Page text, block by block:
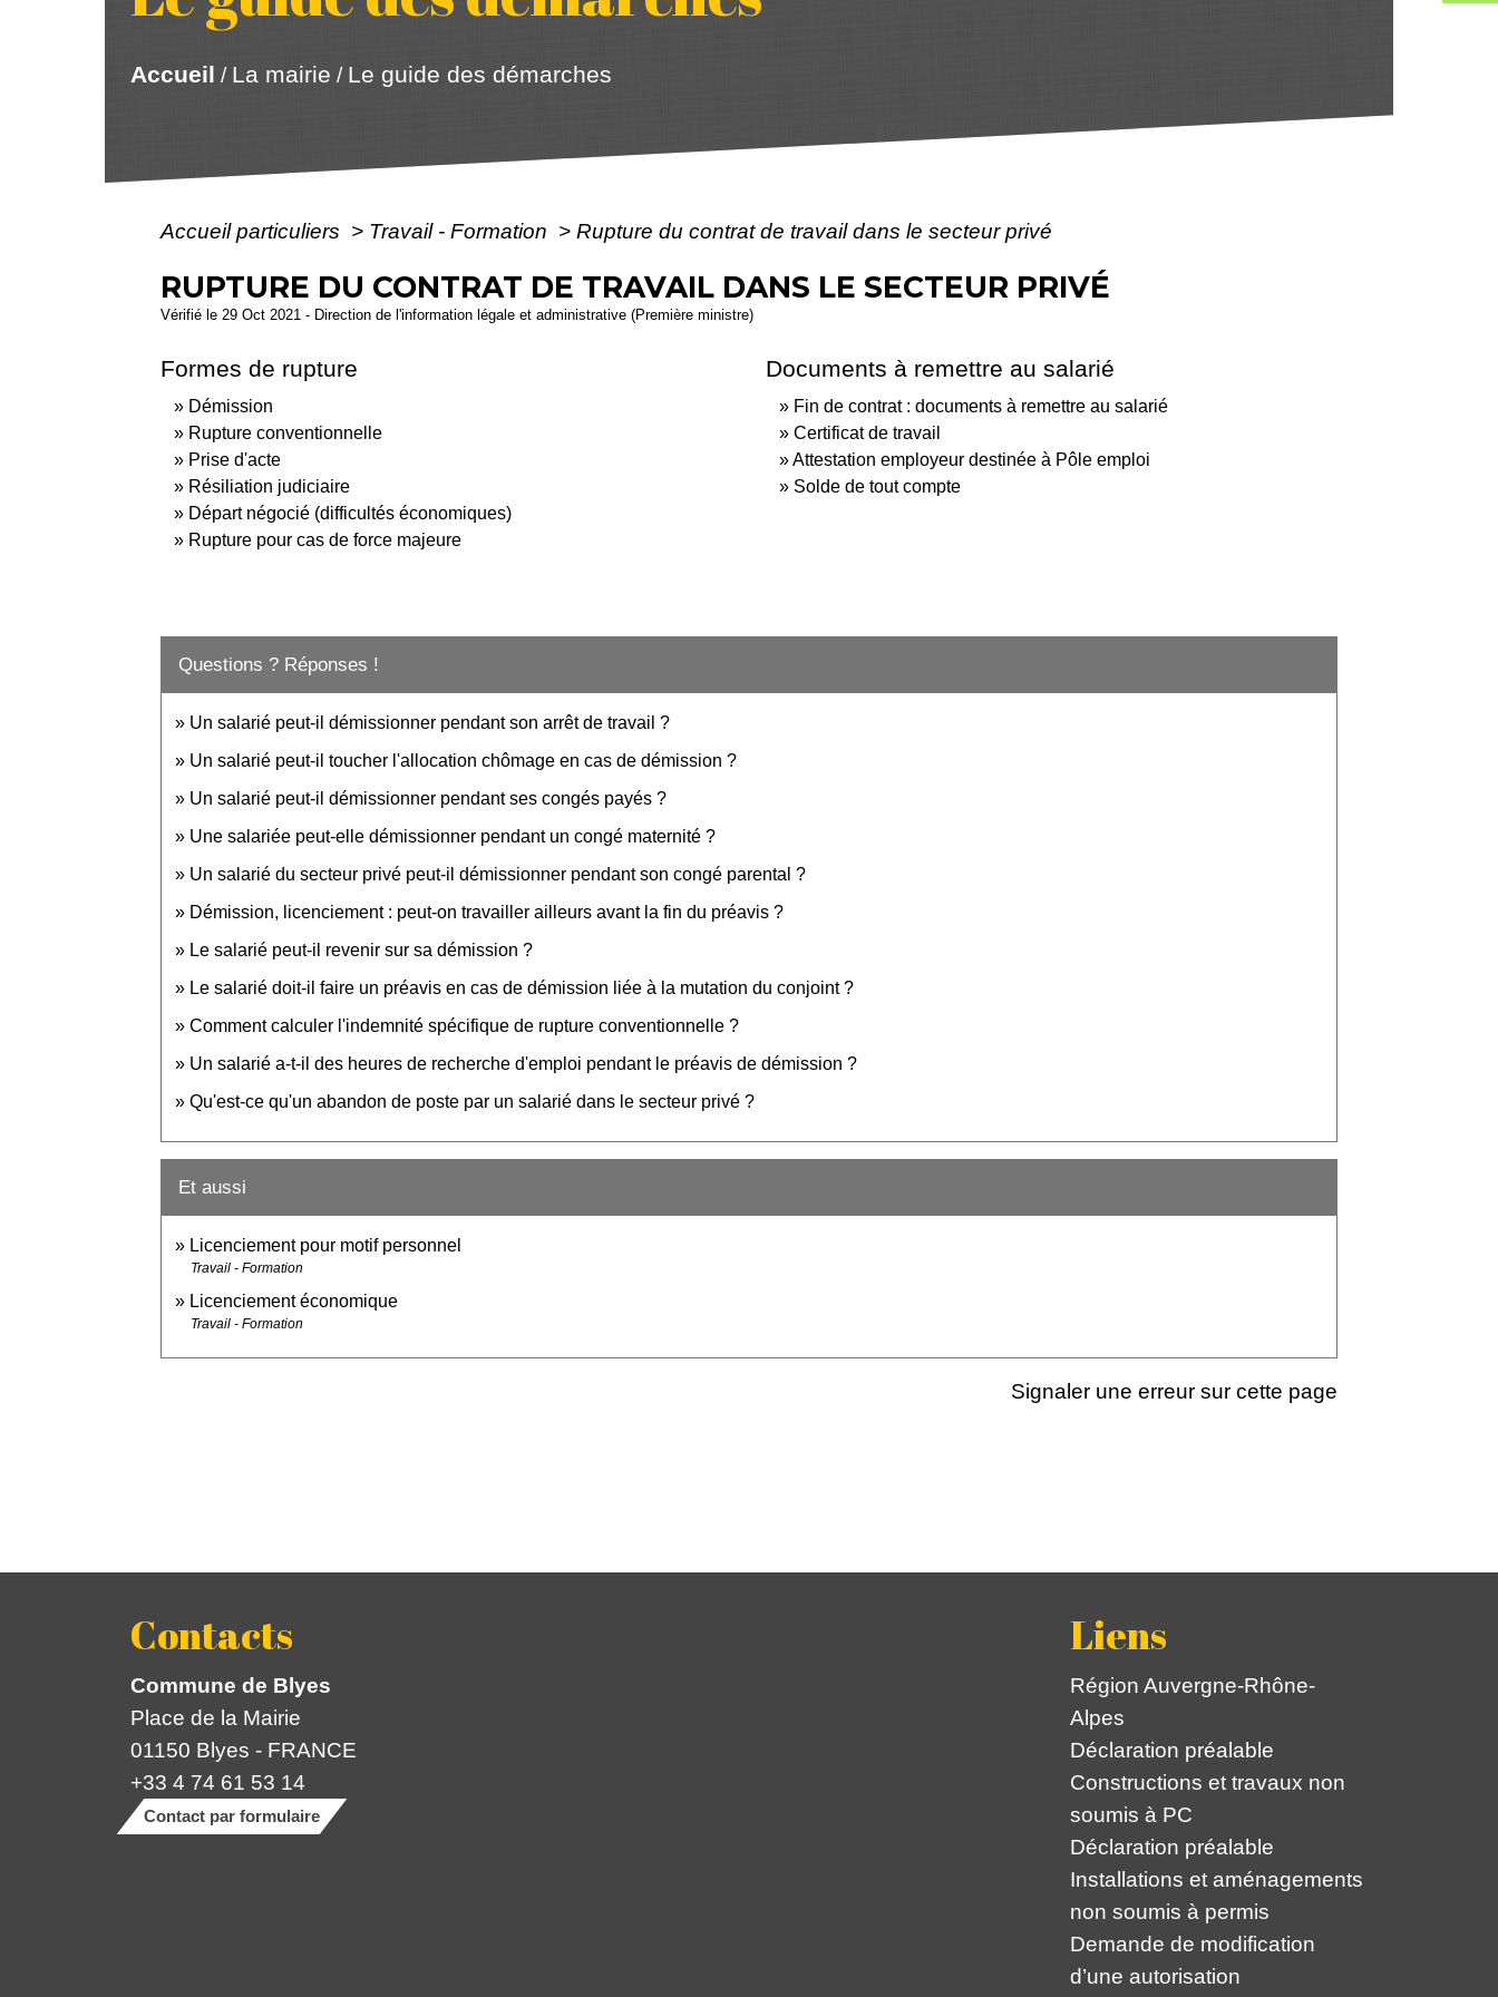
Accueil / La mairie / Le guide des démarches
Accueil particuliers > Travail - Formation > Rupture du contrat de travail dans le secteur privé
RUPTURE DU CONTRAT DE TRAVAIL DANS LE SECTEUR PRIVÉ
Vérifié le 29 Oct 2021 - Direction de l'information légale et administrative (Première ministre)
Formes de rupture
Démission
Rupture conventionnelle
Prise d'acte
Résiliation judiciaire
Départ négocié (difficultés économiques)
Rupture pour cas de force majeure
Documents à remettre au salarié
Fin de contrat : documents à remettre au salarié
Certificat de travail
Attestation employeur destinée à Pôle emploi
Solde de tout compte
Questions ? Réponses !
Un salarié peut-il démissionner pendant son arrêt de travail ?
Un salarié peut-il toucher l'allocation chômage en cas de démission ?
Un salarié peut-il démissionner pendant ses congés payés ?
Une salariée peut-elle démissionner pendant un congé maternité ?
Un salarié du secteur privé peut-il démissionner pendant son congé parental ?
Démission, licenciement : peut-on travailler ailleurs avant la fin du préavis ?
Le salarié peut-il revenir sur sa démission ?
Le salarié doit-il faire un préavis en cas de démission liée à la mutation du conjoint ?
Comment calculer l'indemnité spécifique de rupture conventionnelle ?
Un salarié a-t-il des heures de recherche d'emploi pendant le préavis de démission ?
Qu'est-ce qu'un abandon de poste par un salarié dans le secteur privé ?
Et aussi
Licenciement pour motif personnel
Travail - Formation
Licenciement économique
Travail - Formation
Signaler une erreur sur cette page
Contacts
Commune de Blyes
Place de la Mairie
01150 Blyes - FRANCE
+33 4 74 61 53 14
Contact par formulaire
Liens
Région Auvergne-Rhône-
Alpes
Déclaration préalable
Constructions et travaux non
soumis à PC
Déclaration préalable
Installations et aménagements
non soumis à permis
Demande de modification
d’une autorisation